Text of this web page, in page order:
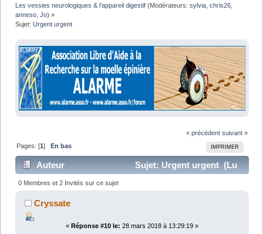
Les vessies neurologiques & l'appareil digestif (Modérateurs:sylvia ,chris26
anneso ,Jo) »
Sujet:Urgent urgent
« précédent suivant »
IMPRIMER
Pages: [1] En bas
Auteur
Sujet: Urgent urgent (Lu
13471 fois)
0 Membres et 2 Invités sur ce sujet
Cryssate
« Réponse #10 le: 28 mars 2018 à 13:29:19 »